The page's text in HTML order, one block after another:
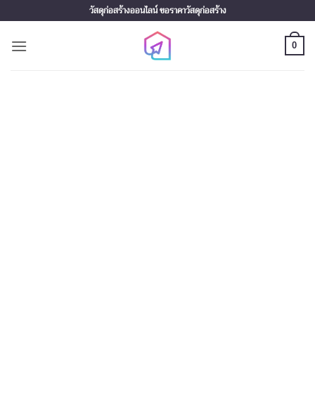
to
content
วัสดุก่อสร้างออนไลน์ ขอราคาวัสดุก่อสร้าง
0